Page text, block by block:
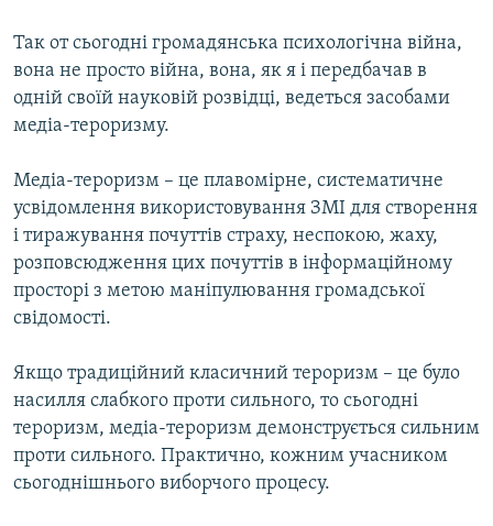
Так от сьогодні громадянська психологічна війна,
вона не просто війна, вона, як я і передбачав в
одній своїй науковій розвідці, ведеться засобами
медіа-тероризму.
Медіа-тероризм – це плавомірне, систематичне
усвідомлення використовування ЗМІ для створення
і тиражування почуттів страху, неспокою, жаху,
розповсюдження цих почуттів в інформаційному
просторі з метою маніпулювання громадської
свідомості.
Якщо традиційний класичний тероризм – це було
насилля слабкого проти сильного, то сьогодні
тероризм, медіа-тероризм демонструється сильним
проти сильного. Практично, кожним учасником
сьогоднішнього виборчого процесу.